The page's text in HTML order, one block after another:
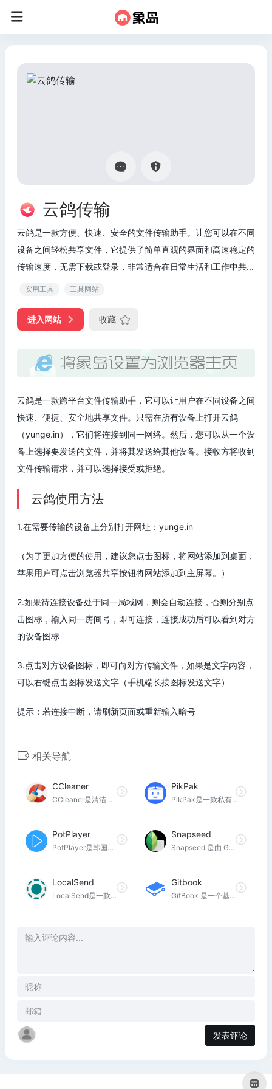
云鸽传输
云鸽是一款方便、快速、安全的文件传输助手。让您可以在不同
设备之间轻松共享文件，它提供了简单直观的界面和高速稳定的
传输速度，无需下载或登录，非常适合在日常生活和工作中共...
实用工具 工具网站
进入网站 收藏
云鸽是一款跨平台文件传输助手，它可以让用户在不同设备之间
快速、便捷、安全地共享文件。只需在所有设备上打开云鸽
（yunge.in），它们将连接到同一网络。然后，您可以从一个设
备上选择要发送的文件，并将其发送给其他设备。接收方将收到
文件传输请求，并可以选择接受或拒绝。
云鸽使用方法
1.在需要传输的设备上分别打开网址：yunge.in
（为了更加方便的使用，建议您点击图标，将网站添加到桌面，
苹果用户可点击浏览器共享按钮将网站添加到主屏幕。）
2.如果待连接设备处于同一局域网，则会自动连接，否则分别点
击图标，输入同一房间号，即可连接，连接成功后可以看到对方
的设备图标
3.点击对方设备图标，即可向对方传输文件，如果是文字内容，
可以右键点击图标发送文字（手机端长按图标发送文字）
提示：若连接中断，请刷新页面或重新输入暗号
相关导航
CCleaner
CCleaner是清洁电脑的头号工具。它保护您的隐私，使您的电脑更快、更安全！立即免费下载。
PikPak
PikPak是一款私有云网盘，可以高速保存您喜爱的文件，并支持随时在线查看和播放。亮点包括全功能的云下载，高达10T的大空间，闪电般的快速保存和一键播放，通过bot on Telegram方便地保存任何文件。
PotPlayer
PotPlayer是韩国互联网公司Kakao（前身为Daum Communications）为微软Windows操作系统开发的多媒体软件播放器。
Snapseed
Snapseed 是由 Google 开发的一款全面而专业的照片编辑工具，拥有专业基因。可它同样非常简单直观，普通人也能很快入门
LocalSend
LocalSend是一款局域网文件传输工具，在一些没有网络或者使用网络传输不方便以及网速慢的情况下，或许你需要一款局域网传输工具来协助你或团队进行文件传输，速度还非常快，并且免费、开源、跨平台，即开即用，无需互联网。
Gitbook
GitBook 是一个基于 Node.js 的命令行工具，可使用 Github/Git 和 Markdown 来制作精美的电子书或制作开源软件帮助文档等。
发表评论